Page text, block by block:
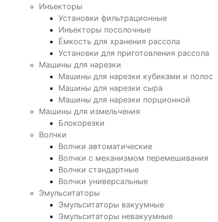
Инъекторы
Установки фильтрационные
Инъекторы посолочные
Ёмкость для хранения рассола
Установки для приготовления рассола
Машины для нарезки
Машины для нарезки кубиками и полос
Машины для нарезки сыра
Машины для нарезки порционной
Машины для измельчения
Блокорезки
Волчки
Волчки автоматические
Волчки с механизмом перемешивания
Волчки стандартные
Волчки универсальные
Эмульситаторы
Эмульситаторы вакуумные
Эмульситаторы невакуумные